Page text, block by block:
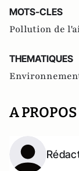
MOTS-CLES
Pollution de
THEMATIQUES
A